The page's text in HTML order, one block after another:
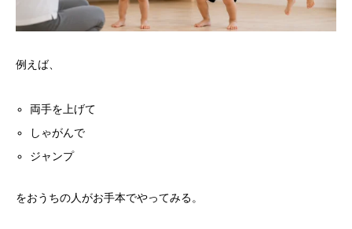
例えば、
両手を上げて
しゃがんで
ジャンプ
をおうちの人がお手本でやってみる。